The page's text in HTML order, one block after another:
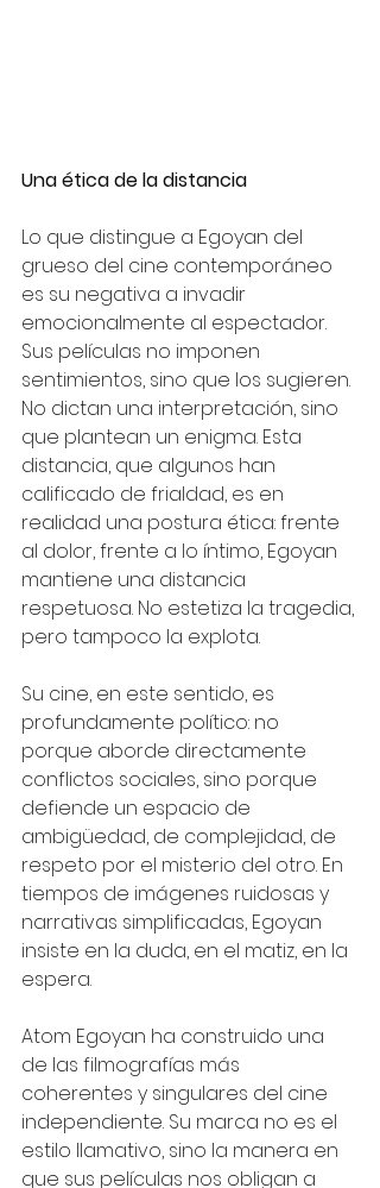
Una ética de la distancia
Lo que distingue a Egoyan del
grueso del cine contemporáneo
es su negativa a invadir
emocionalmente al espectador.
Sus películas no imponen
sentimientos, sino que los sugieren.
No dictan una interpretación, sino
que plantean un enigma. Esta
distancia, que algunos han
calificado de frialdad, es en
realidad una postura ética: frente
al dolor, frente a lo íntimo, Egoyan
mantiene una distancia
respetuosa. No estetiza la tragedia,
pero tampoco la explota.
Su cine, en este sentido, es
profundamente político: no
porque aborde directamente
conflictos sociales, sino porque
defiende un espacio de
ambigüedad, de complejidad, de
respeto por el misterio del otro. En
tiempos de imágenes ruidosas y
narrativas simplificadas, Egoyan
insiste en la duda, en el matiz, en la
espera.
Atom Egoyan ha construido una
de las filmografías más
coherentes y singulares del cine
independiente. Su marca no es el
estilo llamativo, sino la manera en
que sus películas nos obligan a